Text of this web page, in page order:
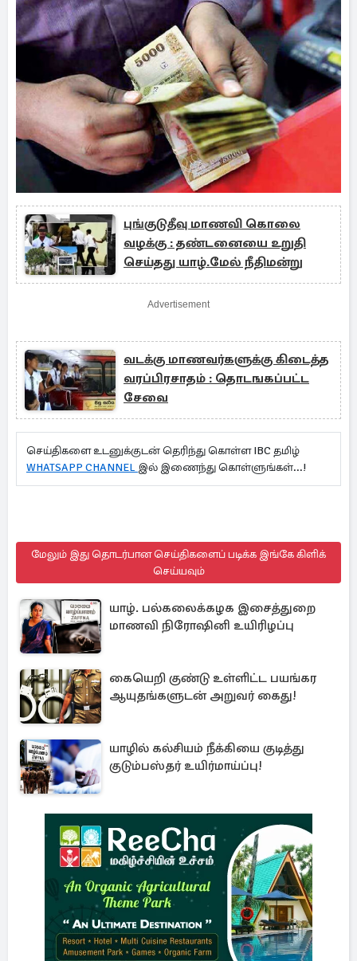
புங்குடுதீவு மாணவி கொலை
வழக்கு : தண்டனையை உறுதி
செய்தது யாழ்.மேல் நீதிமன்று
Advertisement
வடக்கு மாணவர்களுக்கு கிடைத்த
வரப்பிரசாதம் : தொடஙகப்பட்ட
சேவை
செய்திகளை உடனுக்குடன் தெரிந்து கொள்ள IBC தமிழ்
WHATSAPP CHANNEL இல் இணைந்து கொள்ளுங்கள்...!
மேலும் இது தொடர்பான செய்திகளைப் படிக்க இங்கே கிளிக்
செய்யவும்
யாழ். பல்கலைக்கழக இசைத்துறை
மாணவி நிரோஷினி உயிரிழப்பு
கையெறி குண்டு உள்ளிட்ட பயங்கர
ஆயுதங்களுடன் அறுவர் கைது!
யாழில் கல்சியம் நீக்கியை குடித்து
குடும்பஸ்தர் உயிர்மாய்ப்பு!